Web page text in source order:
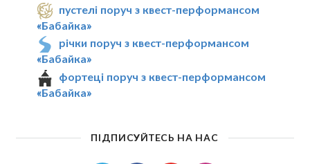
пустелі поруч з квест-перформансом
«Бабайка»
річки поруч з квест-перформансом
«Бабайка»
фортеці поруч з квест-перформансом
«Бабайка»
ПІДПИСУЙТЕСЬ НА НАС